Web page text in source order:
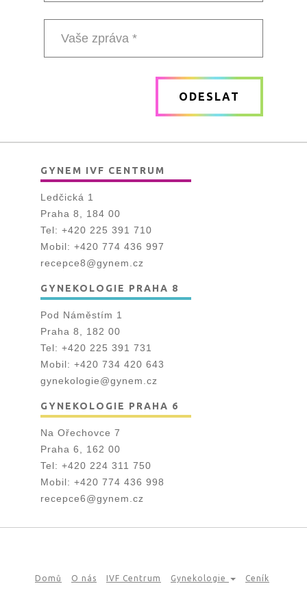
ODESLAT
GYNEM IVF CENTRUM
Ledčická 1
Praha 8, 184 00
Tel: +420 225 391 710
Mobil: +420 774 436 997
recepce8@gynem.cz
GYNEKOLOGIE PRAHA 8
Pod Náměstím 1
Praha 8, 182 00
Tel: +420 225 391 731
Mobil: +420 734 420 643
gynekologie@gynem.cz
GYNEKOLOGIE PRAHA 6
Na Ořechovce 7
Praha 6, 162 00
Tel: +420 224 311 750
Mobil: +420 774 436 998
recepce6@gynem.cz
Domů O nás IVF Centrum Gynekologie Ceník